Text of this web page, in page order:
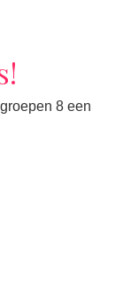
8 een